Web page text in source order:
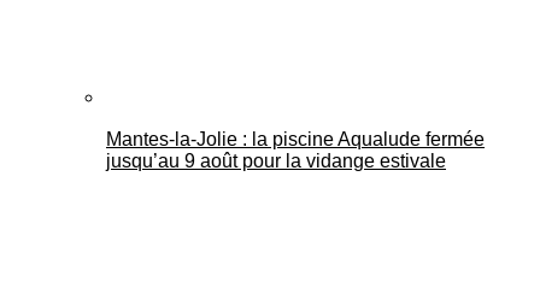
Mantes-la-Jolie : la piscine Aqualude fermée
jusqu’au 9 août pour la vidange estivale